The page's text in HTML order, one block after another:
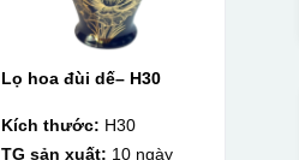
Lọ hoa đùi dế– H30
Kích thước: H30
TG sản xuất: 10 ngày